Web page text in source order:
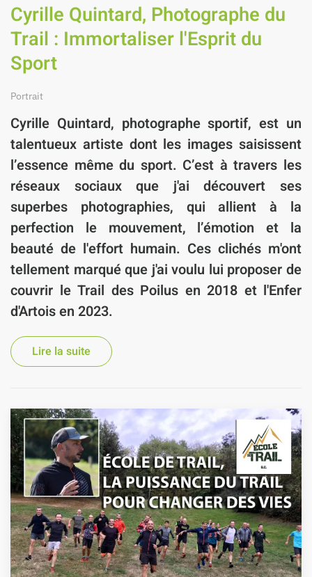
Cyrille Quintard, Photographe du
Trail : Immortaliser l'Esprit du
Sport
Portrait
Cyrille Quintard, photographe sportif, est un
talentueux artiste dont les images saisissent
l’essence même du sport. C’est à travers les
réseaux sociaux que j'ai découvert ses
superbes photographies, qui allient à la
perfection le mouvement, l’émotion et la
beauté de l'effort humain. Ces clichés m'ont
tellement marqué que j'ai voulu lui proposer de
couvrir le Trail des Poilus en 2018 et l'Enfer
d'Artois en 2023.
Lire la suite